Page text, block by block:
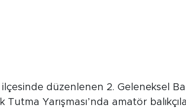
düzenlenen 2. Geleneksel
Tutma Yarışması’nda amatör